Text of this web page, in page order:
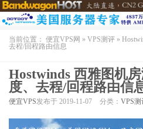
当前位置： 便宜VPS网 » VPS测评 »
去程/回程路由信息
Hostwinds 西雅图机
度、去程/回程路由信
便宜VPS发布于 2019-11-07 分类： VPS测